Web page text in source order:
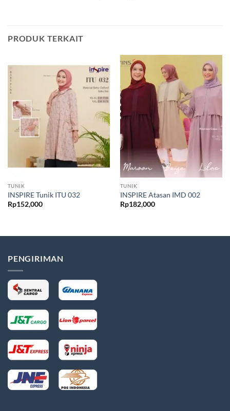
PRODUK TERKAIT
TUNIK
INSPIRE Tunik ITU 032
Rp152,000
TUNIK
INSPIRE Atasan IMD 002
Rp182,000
PENGIRIMAN